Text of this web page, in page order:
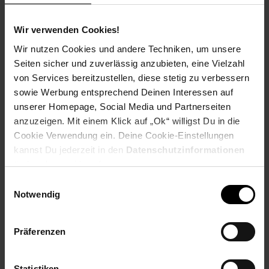
Wir verwenden Cookies!
Wir nutzen Cookies und andere Techniken, um unsere
Seiten sicher und zuverlässig anzubieten, eine Vielzahl
von Services bereitzustellen, diese stetig zu verbessern
sowie Werbung entsprechend Deinen Interessen auf
unserer Homepage, Social Media und Partnerseiten
anzuzeigen. Mit einem Klick auf „Ok“ willigst Du in die
Cookie Verwendung ein. Deine Cookie-Einstellungen
kannst Du jederzeit in den Datenschutzinformationen
ändern bzw. widerrufen.
Notwendig
Präferenzen
Ausbildungsdauer: 2 Jahre
Bewerbungen ab: Einem Jahr vor
Ausbildungsbeginn
Schulabschluss: Hauptschulabschluss
Bewerben per Formular